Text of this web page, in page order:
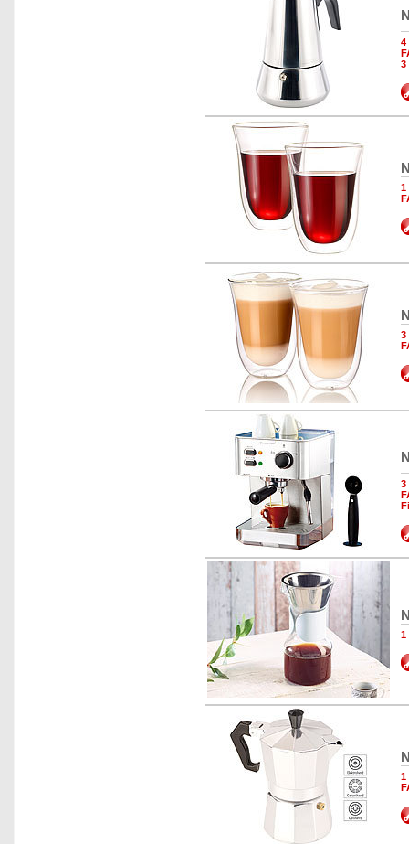
4
3
1
3
3
1
1